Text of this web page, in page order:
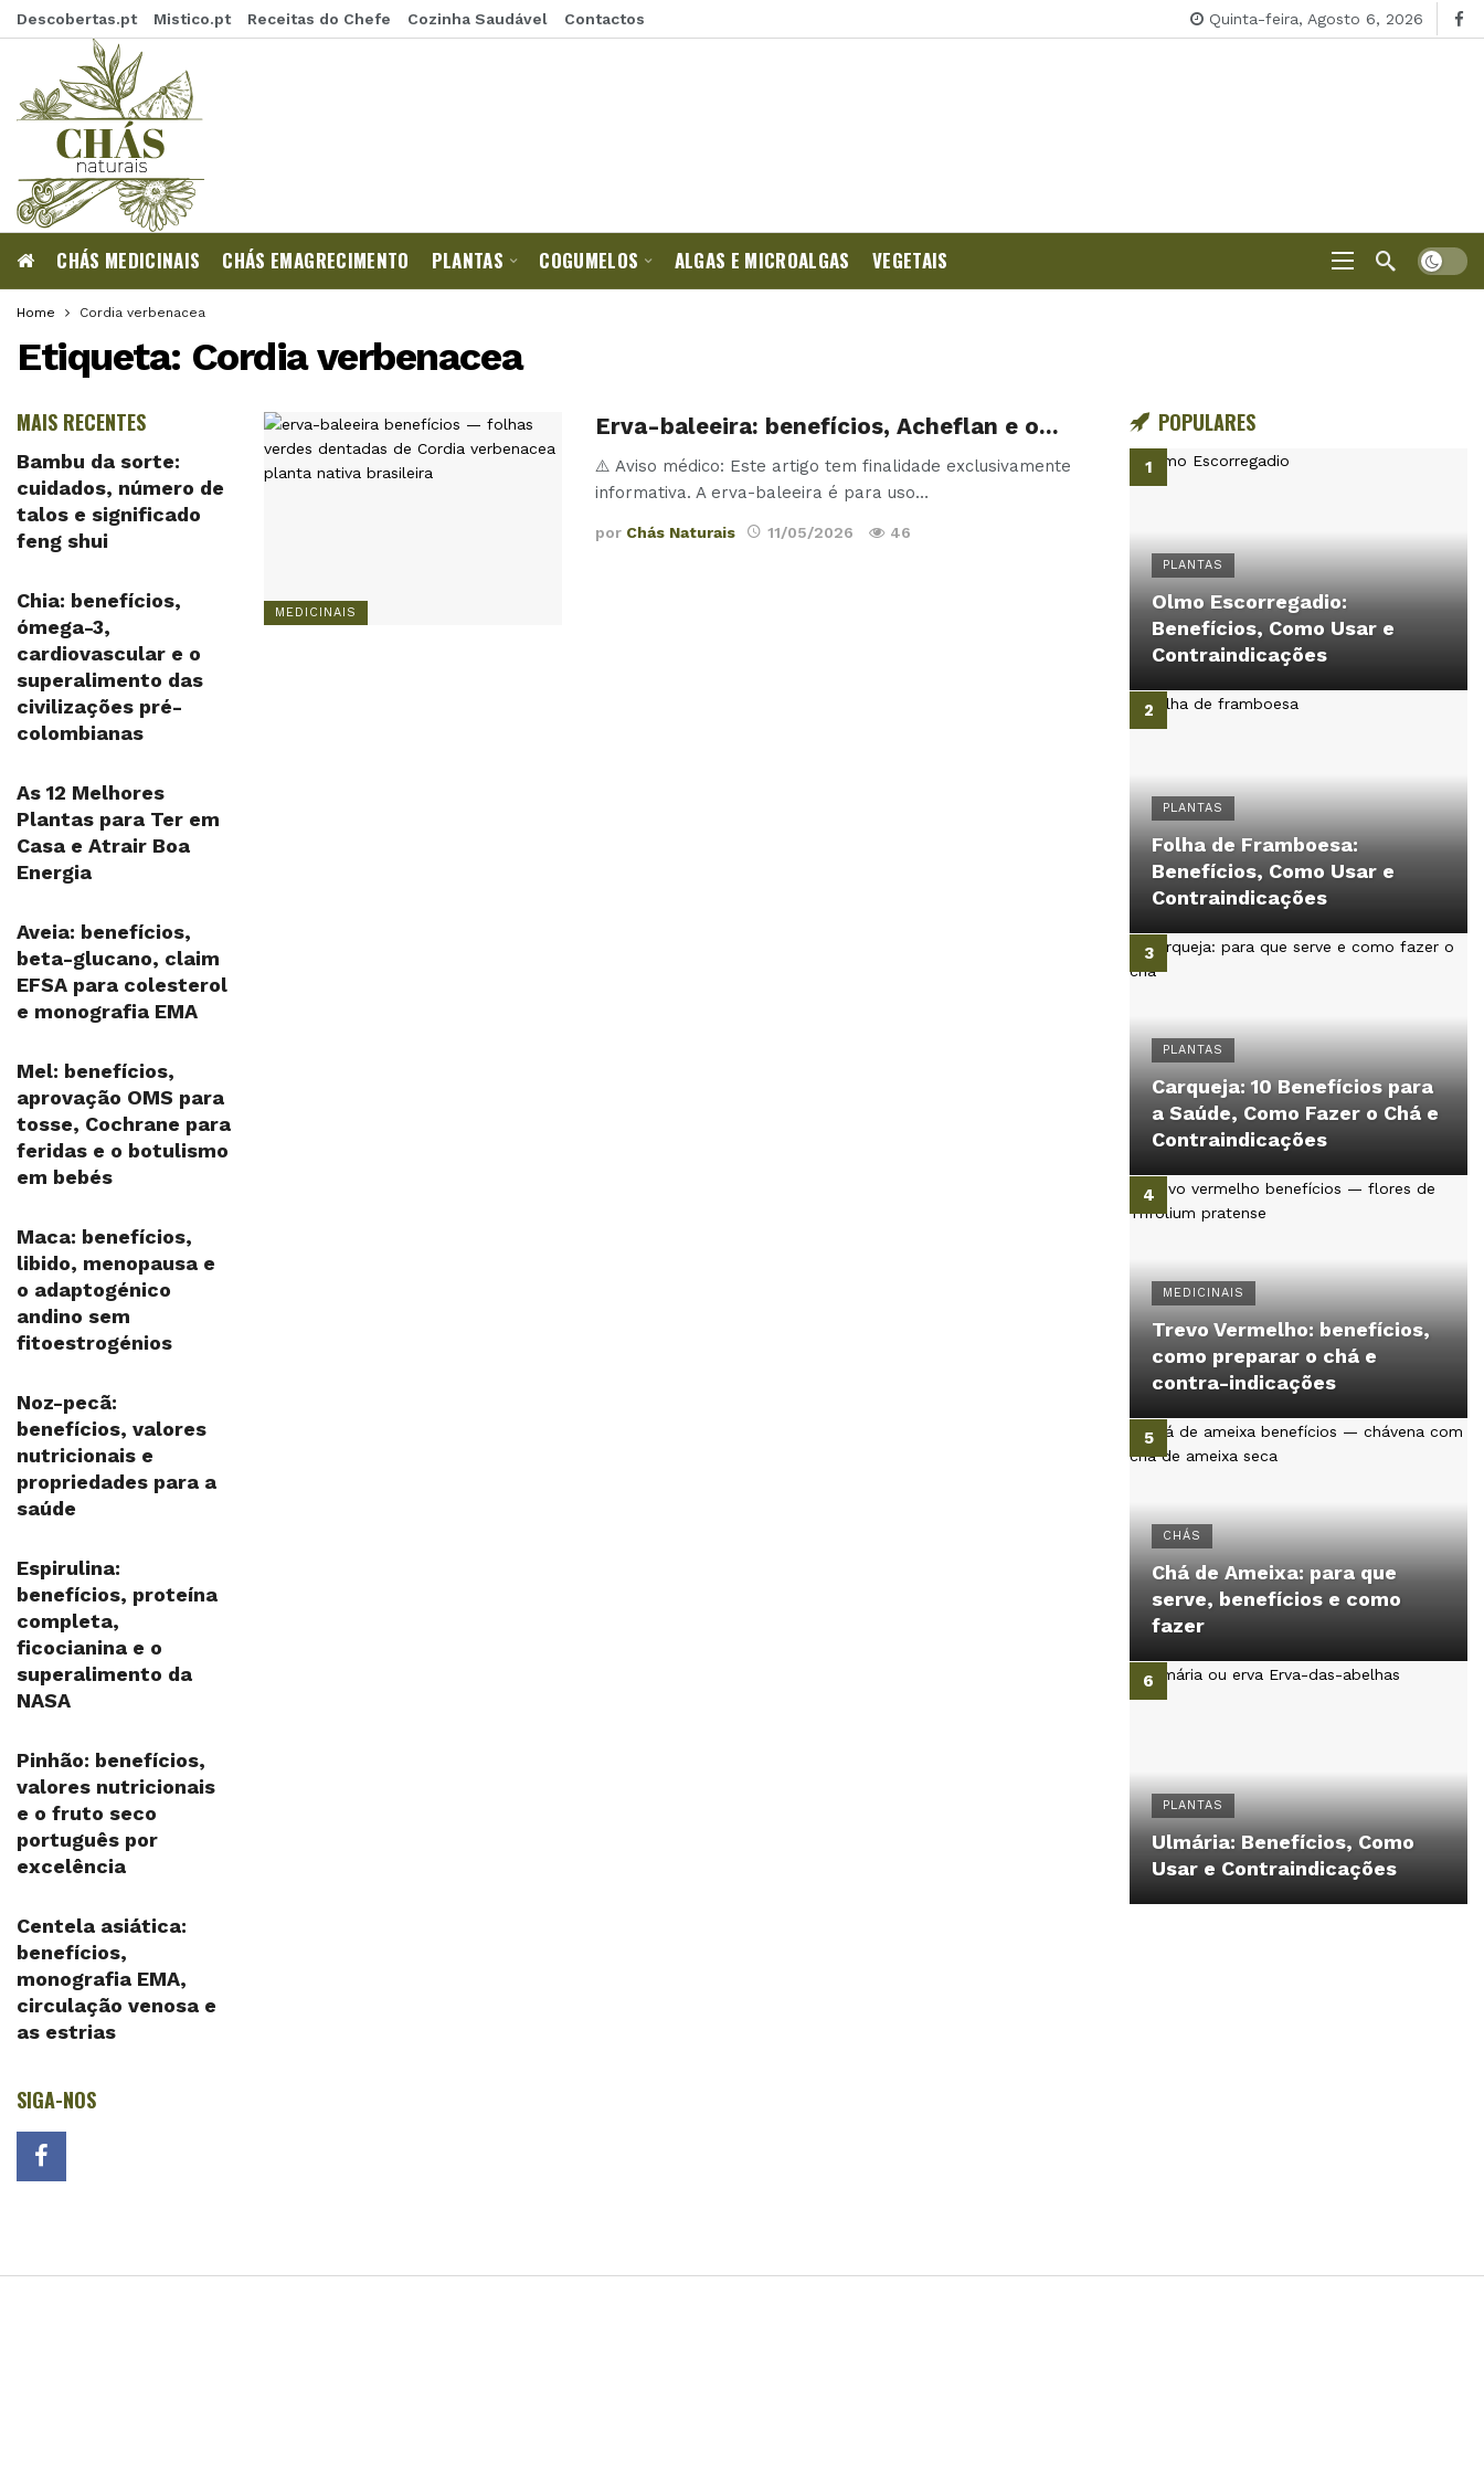
Descobertas.pt Mistico.pt Receitas do Chefe Cozinha Saudável Contactos Quinta-feira, Agosto 6, 2026
CHÁS MEDICINAIS CHÁS EMAGRECIMENTO PLANTAS COGUMELOS ALGAS E MICROALGAS VEGETAIS
Home Cordia verbenacea
Etiqueta: Cordia verbenacea
MEDICINAIS
Erva-baleeira: benefícios, Acheflan e o…
⚠️ Aviso médico: Este artigo tem finalidade exclusivamente
informativa. A erva-baleeira é para uso…
por Chás Naturais 11/05/2026 46
POPULARES
PLANTAS
Olmo Escorregadio:
Benefícios, Como Usar e
Contraindicações
PLANTAS
Folha de Framboesa:
Benefícios, Como Usar e
Contraindicações
PLANTAS
Carqueja: 10 Benefícios para
a Saúde, Como Fazer o Chá e
Contraindicações
MEDICINAIS
Trevo Vermelho: benefícios,
como preparar o chá e
contra-indicações
CHÁS
Chá de Ameixa: para que
serve, benefícios e como
fazer
PLANTAS
Ulmária: Benefícios, Como
Usar e Contraindicações
MAIS RECENTES
Bambu da sorte:
cuidados, número de
talos e significado
feng shui
Chia: benefícios,
ómega-3,
cardiovascular e o
superalimento das
civilizações pré-
colombianas
As 12 Melhores
Plantas para Ter em
Casa e Atrair Boa
Energia
Aveia: benefícios,
beta-glucano, claim
EFSA para colesterol
e monografia EMA
Mel: benefícios,
aprovação OMS para
tosse, Cochrane para
feridas e o botulismo
em bebés
Maca: benefícios,
libido, menopausa e
o adaptogénico
andino sem
fitoestrogénios
Noz-pecã:
benefícios, valores
nutricionais e
propriedades para a
saúde
Espirulina:
benefícios, proteína
completa,
ficocianina e o
superalimento da
NASA
Pinhão: benefícios,
valores nutricionais
e o fruto seco
português por
excelência
Centela asiática:
benefícios,
monografia EMA,
circulação venosa e
as estrias
SIGA-NOS